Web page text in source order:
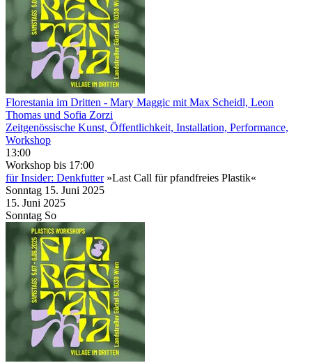
Florestania im Dritten - Mary Maggic mit Max Scheidl, Leon
Thomas und Sofia Zorzi
Zeitgenössische Kunst, Öffentlichkeit, Installation, Performance,
Workshop
13:00
Workshop bis 17:00
für Insider: Denkfutter »Last Call für pfandfreies Plastik«
Sonntag 15. Juni 2025
15. Juni 2025
Sonntag So